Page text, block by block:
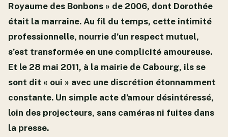
Royaume des Bonbons » de 2006, dont Dorothée
était la marraine. Au fil du temps, cette intimité
professionnelle, nourrie d’un respect mutuel,
s’est transformée en une complicité amoureuse.
Et le 28 mai 2011, à la mairie de Cabourg, ils se
sont dit « oui » avec une discrétion étonnamment
constante. Un simple acte d’amour désintéressé,
loin des projecteurs, sans caméras ni fuites dans
la presse.